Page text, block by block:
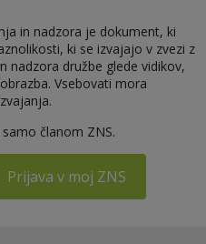
in nadzora je dokument, ki
ki se izvajajo v zvezi z
nadzora družbe glede vidikov,
Vsebovati mora
članom ZNS.
Prijava v moj ZNS